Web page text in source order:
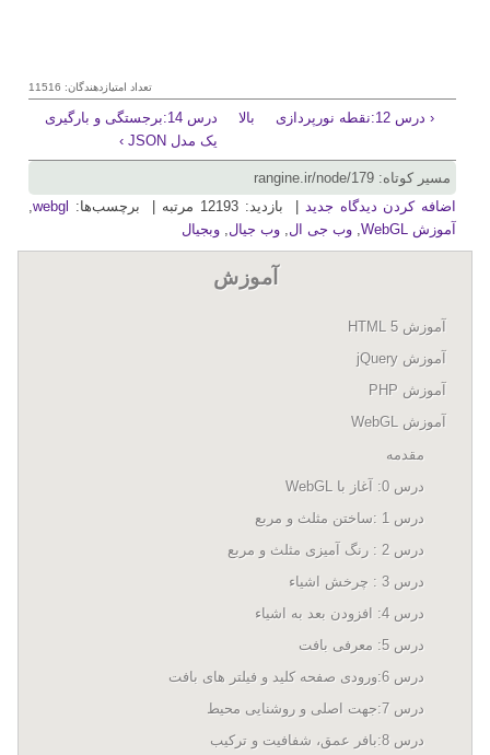
تعداد امتیازدهندگان: 11516
‹ درس 12:نقطه نورپردازی بالا
درس 14:برجستگی و بارگیری
یک مدل JSON ›
مسیر کوتاه: rangine.ir/node/179
اضافه کردن دیدگاه جدید
| بازدید: 12193 مرتبه | برچسب‌ها: webgl
آموزش WebGL
وب جی ال وب جیال وبجیال
آموزش
آموزش HTML 5
آموزش jQuery
آموزش PHP
آموزش WebGL
مقدمه
درس 0: آغاز با WebGL
درس 1 :ساختن مثلث و مربع
درس 2 : رنگ آمیزی مثلث و مربع
درس 3 : چرخش اشیاء
درس 4: افزودن بعد به اشیاء
درس 5: معرفی بافت
درس 6:ورودی صفحه کلید و فیلتر های بافت
درس 7:جهت اصلی و روشنایی محیط
درس 8:بافر عمق، شفافیت و ترکیب